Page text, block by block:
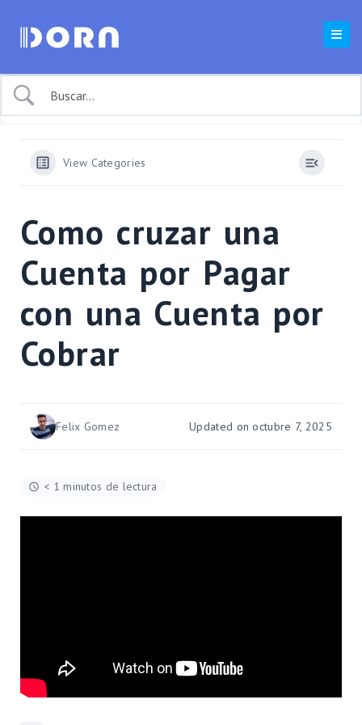
View Categories
Como cruzar una
Cuenta por Pagar
con una Cuenta por
Cobrar
Felix Gomez Updated on octubre 7, 2025
< 1 minutos de lectura